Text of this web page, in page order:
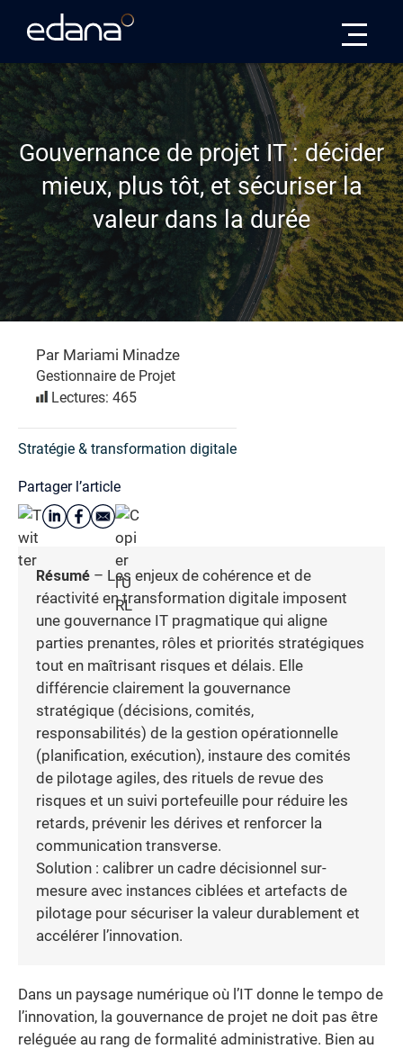
Gouvernance de projet IT : décider
mieux, plus tôt, et sécuriser la
valeur dans la durée
Par Mariami Minadze
Gestionnaire de Projet
Lectures: 465
Stratégie & transformation digitale
Partager l’article
Résumé – Les enjeux de cohérence et de
réactivité en transformation digitale imposent
une gouvernance IT pragmatique qui aligne
parties prenantes, rôles et priorités stratégiques
tout en maîtrisant risques et délais. Elle
différencie clairement la gouvernance
stratégique (décisions, comités,
responsabilités) de la gestion opérationnelle
(planification, exécution), instaure des comités
de pilotage agiles, des rituels de revue des
risques et un suivi portefeuille pour réduire les
retards, prévenir les dérives et renforcer la
communication transverse.
Solution : calibrer un cadre décisionnel sur-
mesure avec instances ciblées et artefacts de
pilotage pour sécuriser la valeur durablement et
accélérer l’innovation.
Dans un paysage numérique où l’IT donne le tempo de
l’innovation, la gouvernance de projet ne doit pas être
reléguée au rang de formalité administrative. Bien au